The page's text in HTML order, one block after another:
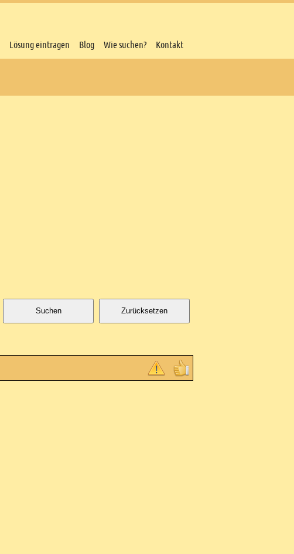
Lösung eintragen Blog Wie suchen? Kontakt
Suchen Zurücksetzen